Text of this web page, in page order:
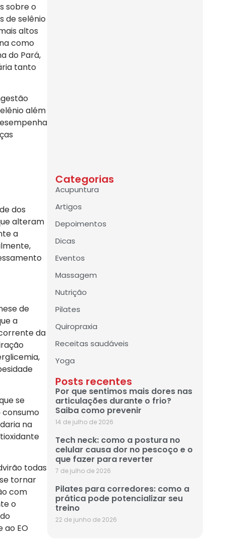
sobre o
de selênio
altos
como
do Pará,
tanto
além
dos
alteram
a
de
a
da
se
na
todas
tornar
com
o
ao EO
Categorias
Acupuntura
Artigos
Depoimentos
Dicas
Eventos
Massagem
Nutrição
Pilates
Quiropraxia
Receitas saudáveis
Yoga
Posts recentes
Por que sentimos mais dores nas
articulações durante o frio?
Saiba como prevenir
14 de julho de 2026
Tech neck: como a postura no
celular causa dor no pescoço e o
que fazer para reverter
7 de julho de 2026
Pilates para corredores: como a
prática pode potencializar seu
treino
22 de junho de 2026